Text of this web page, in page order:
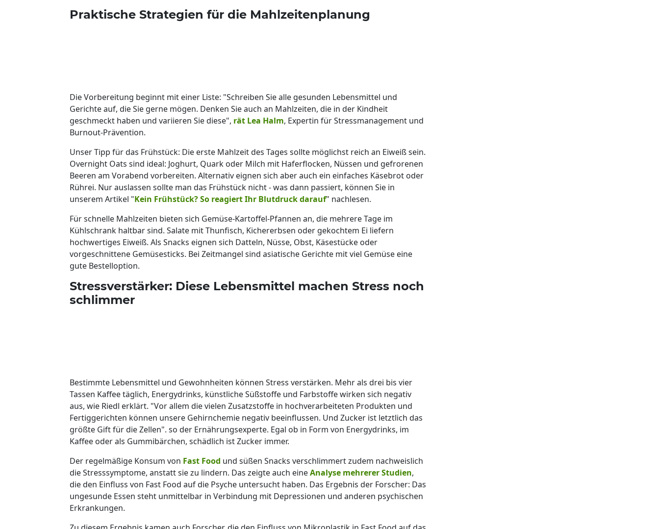
Praktische Strategien für die Mahlzeitenplanung
Die Vorbereitung beginnt mit einer Liste: "Schreiben Sie alle gesunden Lebensmittel und
Gerichte auf, die Sie gerne mögen. Denken Sie auch an Mahlzeiten, die in der Kindheit
geschmeckt haben und variieren Sie diese", rät Lea Halm, Expertin für Stressmanagement und
Burnout-Prävention.
Unser Tipp für das Frühstück: Die erste Mahlzeit des Tages sollte möglichst reich an Eiweiß sein.
Overnight Oats sind ideal: Joghurt, Quark oder Milch mit Haferflocken, Nüssen und gefrorenen
Beeren am Vorabend vorbereiten. Alternativ eignen sich aber auch ein einfaches Käsebrot oder
Rührei. Nur auslassen sollte man das Frühstück nicht - was dann passiert, können Sie in
unserem Artikel "Kein Frühstück? So reagiert Ihr Blutdruck darauf" nachlesen.
Für schnelle Mahlzeiten bieten sich Gemüse-Kartoffel-Pfannen an, die mehrere Tage im
Kühlschrank haltbar sind. Salate mit Thunfisch, Kichererbsen oder gekochtem Ei liefern
hochwertiges Eiweiß. Als Snacks eignen sich Datteln, Nüsse, Obst, Käsestücke oder
vorgeschnittene Gemüsesticks. Bei Zeitmangel sind asiatische Gerichte mit viel Gemüse eine
gute Bestelloption.
Stressverstärker: Diese Lebensmittel machen Stress noch
schlimmer
Bestimmte Lebensmittel und Gewohnheiten können Stress verstärken. Mehr als drei bis vier
Tassen Kaffee täglich, Energydrinks, künstliche Süßstoffe und Farbstoffe wirken sich negativ
aus, wie Riedl erklärt. "Vor allem die vielen Zusatzstoffe in hochverarbeiteten Produkten und
Fertiggerichten können unsere Gehirnchemie negativ beeinflussen. Und Zucker ist letztlich das
größte Gift für die Zellen". so der Ernährungsexperte. Egal ob in Form von Energydrinks, im
Kaffee oder als Gummibärchen, schädlich ist Zucker immer.
Der regelmäßige Konsum von Fast Food und süßen Snacks verschlimmert zudem nachweislich
die Stresssymptome, anstatt sie zu lindern. Das zeigte auch eineAnalyse mehrerer Studien,
die den Einfluss von Fast Food auf die Psyche untersucht haben. Das Ergebnis der Forscher: Das
ungesunde Essen steht unmittelbar in Verbindung mit Depressionen und anderen psychischen
Erkrankungen.